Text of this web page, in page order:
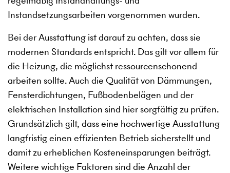
Instandsetzungsarbeiten vorgenommen wurden.
Bei der Ausstattung ist darauf zu achten, dass sie
modernen Standards entspricht. Das gilt vor allem für
die Heizung, die möglichst ressourcenschonend
arbeiten sollte. Auch die Qualität von Dämmungen,
Fensterdichtungen, Fußbodenbelägen und der
elektrischen Installation sind hier sorgfältig zu prüfen.
Grundsätzlich gilt, dass eine hochwertige Ausstattung
langfristig einen effizienten Betrieb sicherstellt und
damit zu erheblichen Kosteneinsparungen beiträgt.
Weitere wichtige Faktoren sind die Anzahl der